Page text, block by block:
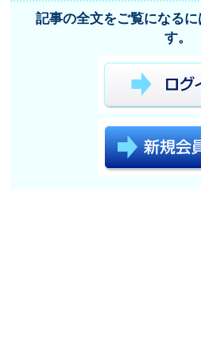
記事の全文をご覧になる
す。